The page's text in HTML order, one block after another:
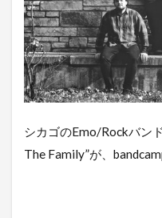
シカゴのEmo/Rockバン
The Family”が、